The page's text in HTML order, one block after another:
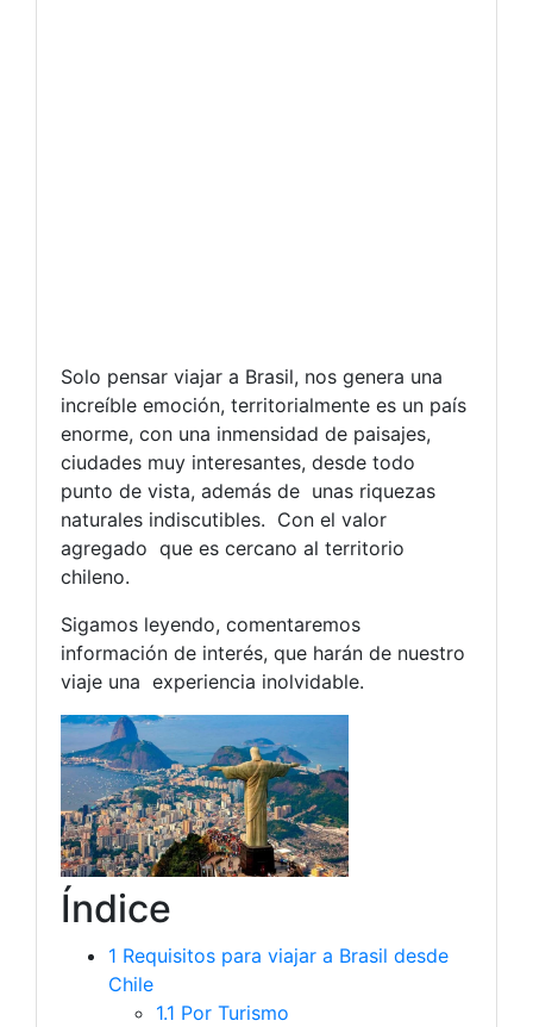
Solo pensar viajar a Brasil, nos genera una
increíble emoción, territorialmente es un país
enorme, con una inmensidad de paisajes,
ciudades muy interesantes, desde todo
punto de vista, además de unas riquezas
naturales indiscutibles. Con el valor
agregado que es cercano al territorio
chileno.
Sigamos leyendo, comentaremos
información de interés, que harán de nuestro
viaje una experiencia inolvidable.
Índice
1 Requisitos para viajar a Brasil desde
Chile
1.1 Por Turismo